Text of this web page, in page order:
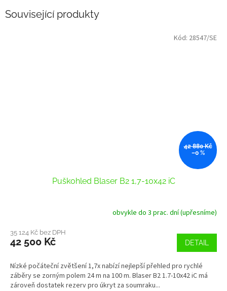
Související produkty
42 880 Kč
–0 %
Puškohled Blaser B2 1,7-10x42 iC
obvykle do 3 prac. dní (upřesníme)
35 124 Kč bez DPH
42 500 Kč DETAIL
Nízké počáteční zvětšení 1,7x nabízí nejlepší přehled pro rychlé
záběry se zorným polem 24 m na 100 m. Blaser B2 1.7-10x42 iC má
zároveň dostatek rezerv pro úkryt za soumraku...
Kód: 28547/SE